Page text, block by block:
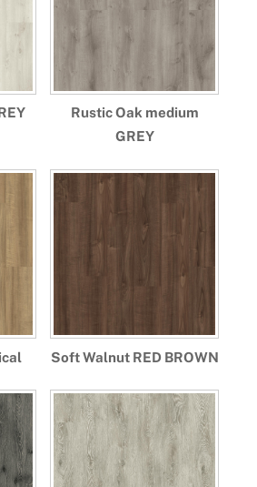
Rustic Oak medium
GREY
Soft Walnut RED BROWN